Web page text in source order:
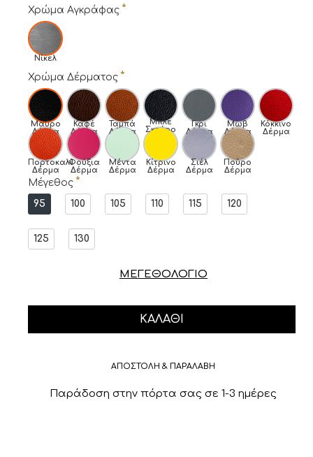
Χρώμα Αγκράφας
Νίκελ
Χρώμα Δέρματος
Μαύρο
Δέρμα
Καφέ
Δέρμα
Ταμπά
Δέρμα
Μπλε
Σκούρο
Δέρμα
Γκρι
Δέρμα
Μωβ
Δέρμα
Κόκκινο
Δέρμα
Πορτοκαλί
Δέρμα
Φούξια
Δέρμα
Μέντα
Δέρμα
Κίτρινο
Δέρμα
Σιέλ
Δέρμα
Πούρο
Δέρμα
Μέγεθος
95
100 105 110 115 120
125 130
ΚΑΛΆΘΙ
ΜΕΓΕΘΟΛΟΓΙΟ
ΑΠΟΣΤΟΛΗ & ΠΑΡΑΛΑΒΗ
Παράδοση στην πόρτα σας σε 1-3 ημέρες